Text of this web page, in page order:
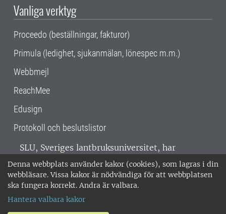
Denna webbplats använder kakor (cookies), som lagras i din
webbläsare. Vissa kakor är nödvändiga för att webbplatsen
ska fungera korrekt. Andra är valbara.
Hantera valbara kakor
Vanliga verktyg
Proceedo (beställningar, fakturor)
Primula (ledighet, sjukanmälan, lönespec m.m.)
Webbmejl
ReachMee
Edusign
Protokoll och beslutslistor
SLU, Sveriges lantbruksuniversitet, har
verksamhet över hela Sverige. Huvudorter är
Alnarp, Uppsala och Umeå.SLU är
miljöcertifierat enligt ISO 14001. •
018-67 10 00 • Org nr: 202100-2817 •